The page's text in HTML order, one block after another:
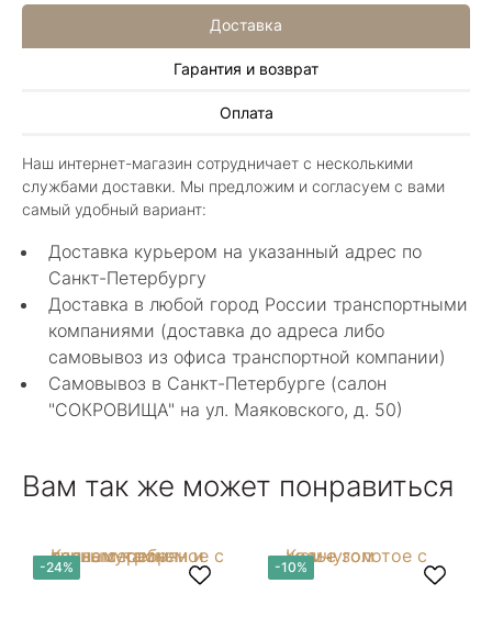
Доставка
Гарантия и возврат
Оплата
Наш интернет-магазин сотрудничает с несколькими
службами доставки. Мы предложим и согласуем с вами
самый удобный вариант:
Доставка курьером на указанный адрес по
Санкт-Петербургу
Доставка в любой город России транспортными
компаниями (доставка до адреса либо
самовывоз из офиса транспортной компании)
Самовывоз в Санкт-Петербурге (салон
"СОКРОВИЩА" на ул. Маяковского, д. 50)
Вам так же может понравиться
-24% -10%
Алла Майорова
Классные изделия, оригинальные не похожие
в других магазинах. Сотрудники очень
грамотные специалисты в своем деле помогли
с выбором.
Показать полностью
Нелли Г.
4 мая 2025
Каждый раз бывая на Большой Конюшенной
12 в Санкт-Петербурге посещаю этот
феи-специалисты" помогут определиться с
выбором ! Украшения из этого бутика
любимыми и носимыми! Спасибо Вам за
красоту !! Рекомендую к посещению
arcobaleno04